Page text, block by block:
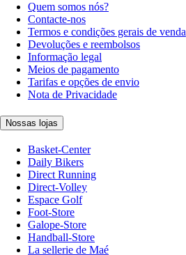
Quem somos nós?
Contacte-nos
Termos e condições gerais de venda
Devoluções e reembolsos
Informação legal
Meios de pagamento
Tarifas e opções de envio
Nota de Privacidade
Nossas lojas
Basket-Center
Daily Bikers
Direct Running
Direct-Volley
Espace Golf
Foot-Store
Galope-Store
Handball-Store
La sellerie de Maé